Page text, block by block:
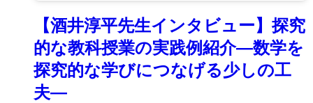
【酒井淳平先生インタビュー】探究
的な教科授業の実践例紹介―数学を
探究的な学びにつなげる少しの工
夫―